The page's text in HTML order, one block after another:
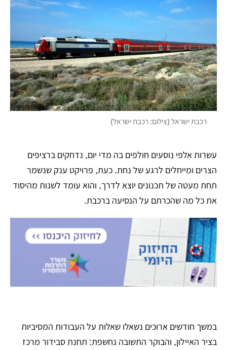
רכבת ישראל (צילום: רכבת ישראל)
עשרות אלפי נוסעים חולפים בה מדי יום, נדחקים ברציפים
הצרים ומייחלים לרגע של נחת. כעת, פרויקט ענק שנשמר
תחת מעטה של תכנונים יוצא לדרך, והוא עומד לשנות מהיסוד
את כל מה שהכרתם על הנסיעה ברכבת.
​במשך חודשים ארוכים נשאלו שאלות על העבודות המסיביות
בציר האיילון, והבוקר התשובה נחשפת: תחנת סבידור מרכז